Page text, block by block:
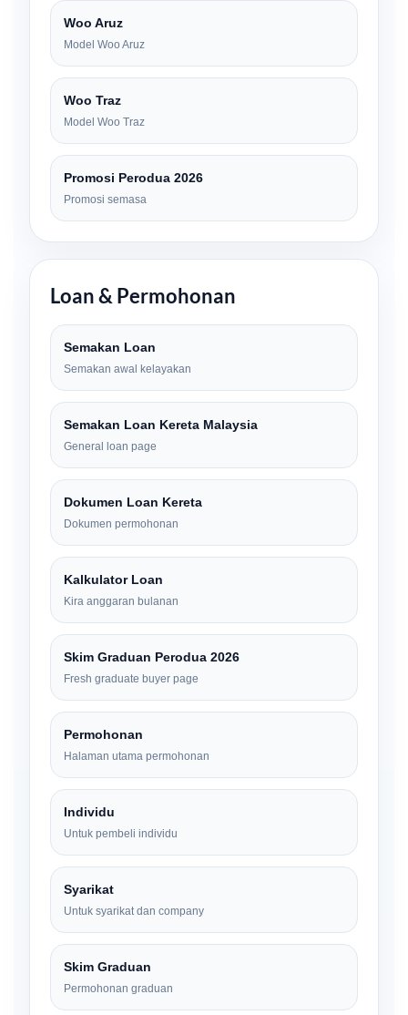
Woo Aruz
Model Woo Aruz
Woo Traz
Model Woo Traz
Promosi Perodua 2026
Promosi semasa
Loan & Permohonan
Semakan Loan
Semakan awal kelayakan
Semakan Loan Kereta Malaysia
General loan page
Dokumen Loan Kereta
Dokumen permohonan
Kalkulator Loan
Kira anggaran bulanan
Skim Graduan Perodua 2026
Fresh graduate buyer page
Permohonan
Halaman utama permohonan
Individu
Untuk pembeli individu
Syarikat
Untuk syarikat dan company
Skim Graduan
Permohonan graduan